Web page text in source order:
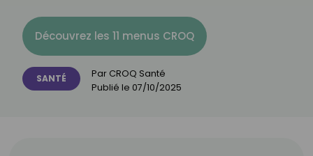
Découvrez les 11 menus CROQ
SANTÉ Par CROQ Santé
Publié le 07/10/2025